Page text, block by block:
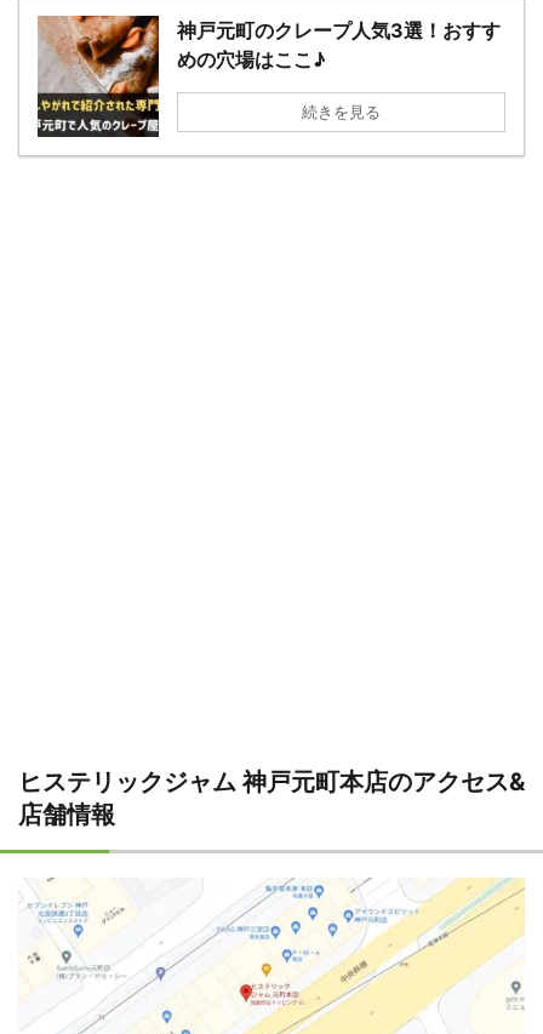
神戸元町のクレープ人気3選！おすす
めの穴場はここ♪
続きを見る
ヒステリックジャム 神戸元町本店のアクセス&
店舗情報